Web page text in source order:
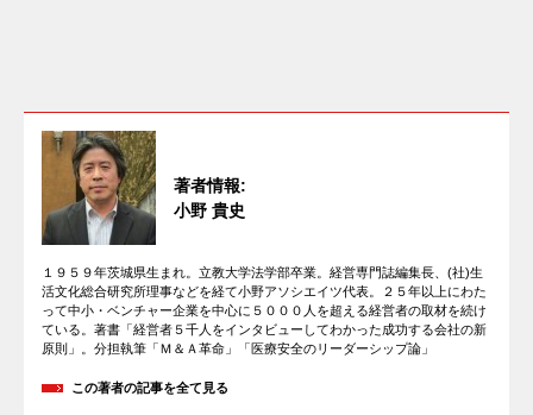
著者情報:
小野 貴史
１９５９年茨城県生まれ。立教大学法学部卒業。経営専門誌編集長、(社)生
活文化総合研究所理事などを経て小野アソシエイツ代表。２５年以上にわた
って中小・ベンチャー企業を中心に５０００人を超える経営者の取材を続け
ている。著書「経営者５千人をインタビューしてわかった成功する会社の新
原則」。分担執筆「Ｍ＆Ａ革命」「医療安全のリーダーシップ論」
この著者の記事を全て見る